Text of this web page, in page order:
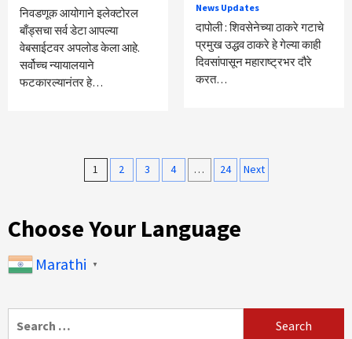
निवडणूक आयोगाने इलेक्टोरल
बाँड्सचा सर्व डेटा आपल्या
वेबसाईटवर अपलोड केला आहे.
सर्वोच्च न्यायालयाने
फटकारल्यानंतर हे…
News Updates
दापोली : शिवसेनेच्या ठाकरे गटाचे
प्रमुख उद्धव ठाकरे हे गेल्या काही
दिवसांपासून महाराष्ट्रभर दौरे
करत…
Posts
1 2 3 4 … 24 Next
Choose Your Language
Marathi ▼
for: